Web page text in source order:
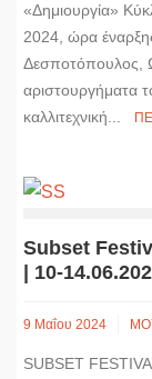
«Δημιουργία»
2024, ώρα
Δεσποτόπουλος,
αριστουργήματα
καλλιτεχνική...
Subset
| 10-
9 Μαΐου 2024
SUBSET